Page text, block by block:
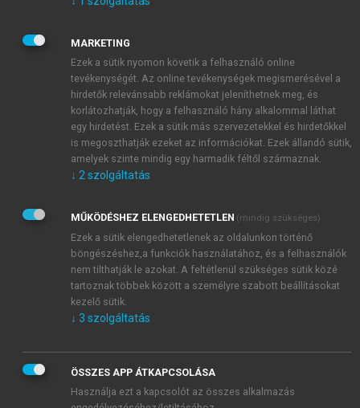
JELSZÓ
JELSZÓ ÚJRA
Kérek értesítést a MeRSZ újdonságairól, akcióiról.
Kérek értesítést az Akadémiai Kiadó Zrt. újdonságairól,
Adatkezelési tájékoztatóbanfoglaltakat tudomásul
veszem és elfogadom.
Általános vásárlási feltételeket, valamint a szotar.netés a
mersz.huoldalak licencszerződéseiben foglaltakat
tudomásul veszem és elfogadom.
KIPRÓBÁLOM
MARKETING
Ezek a sütik nyomon követik a felhasználó online
tevékenységét. Az online tevékenységek megismerésével a
hirdetők relevánsabb reklámokat jeleníthetnek meg, és
korlátozhatják, hogy a felhasználó hány alkalommal láthat
egy hirdetést. Ezek a sütik más szervezetekkel és hirdetőkkel
is megoszthatják ezeket az információkat. Ezek állandó sütik,
amelyek szinte mindig egy harmadik féltől származnak.
↓ 2 szolgáltatás
MŰKÖDÉSHEZ ELENGEDHETETLEN (mindig szükséges)
Ezek a sütik elengedhetetlenek az oldalunkon történő
böngészéshez,a funkciók használatához, és a felhasználók
nem tilthatják le azokat. A feltétlenül szükséges sütik közé
tartoznak többek között a személyre szabott beállításokat
kezelő sütik.
↓ 3 szolgáltatás
ÖSSZES APP ÁTKAPCSOLÁSA
Használja ezt a kapcsolót az összes alkalmazás